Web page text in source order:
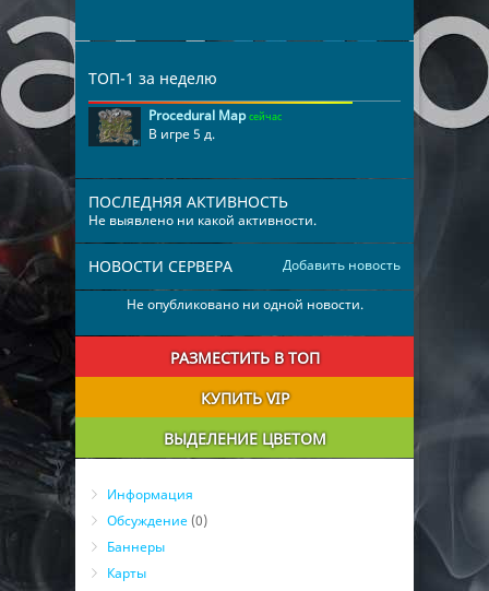
ТОП-1 за неделю
Procedural Map сейчас
В игре 5 д.
ПОСЛЕДНЯЯ АКТИВНОСТЬ
Не выявлено ни какой активности.
Добавить новость
НОВОСТИ СЕРВЕРА
Не опубликовано ни одной новости.
РАЗМЕСТИТЬ В ТОП
КУПИТЬ VIP
ВЫДЕЛЕНИЕ ЦВЕТОМ
Информация
Обсуждение (0)
Баннеры
Карты